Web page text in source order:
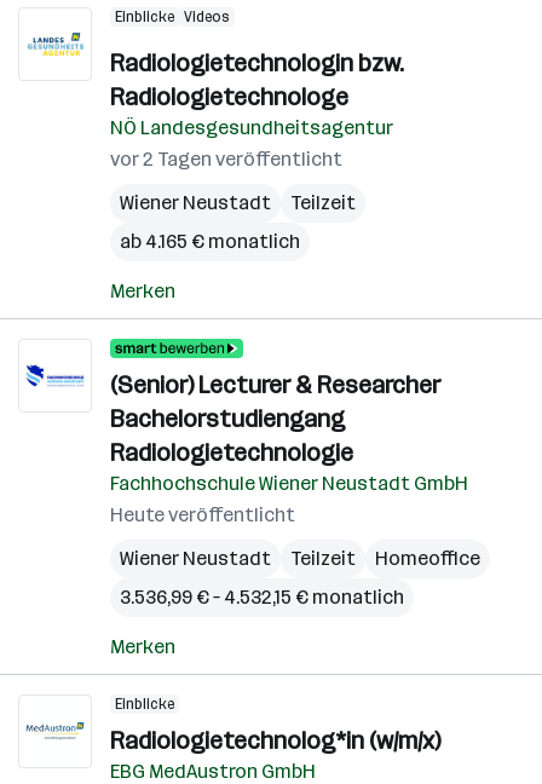
Einblicke Videos
Radiologietechnologin bzw.
Radiologietechnologe
NÖ Landesgesundheitsagentur
vor 2 Tagen veröffentlicht
Wiener Neustadt
Teilzeit
ab 4.165 € monatlich
Merken
(Senior) Lecturer & Researcher
Bachelorstudiengang
Radiologietechnologie
Fachhochschule Wiener Neustadt GmbH
Heute veröffentlicht
Wiener Neustadt
Teilzeit
Homeoffice
3.536,99 € – 4.532,15 € monatlich
Merken
Einblicke
Radiologietechnolog*in (w/m/x)
EBG MedAustron GmbH